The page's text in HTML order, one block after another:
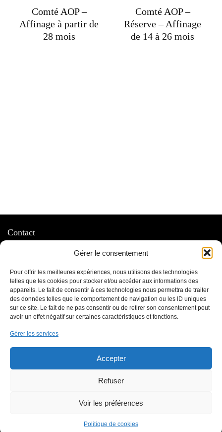
Gérer le consentement
Pour offrir les meilleures expériences, nous utilisons des technologies
telles que les cookies pour stocker et/ou accéder aux informations des
appareils. Le fait de consentir à ces technologies nous permettra de traiter
des données telles que le comportement de navigation ou les ID uniques
sur ce site. Le fait de ne pas consentir ou de retirer son consentement peut
avoir un effet négatif sur certaines caractéristiques et fonctions.
Gérer les services
Accepter
Refuser
Voir les préférences
Politique de cookies
Comté AOP –
Affinage à partir de
28 mois
Comté AOP –
Réserve – Affinage
de 14 à 26 mois
Contact
73 route de Lyon ZAC Sud, 71000 Mâcon, FRANCE
Informations
Contactez-nous
Mentions légales
Médiateur